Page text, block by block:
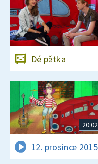
Dé pětka
20:02
12. prosince 2015